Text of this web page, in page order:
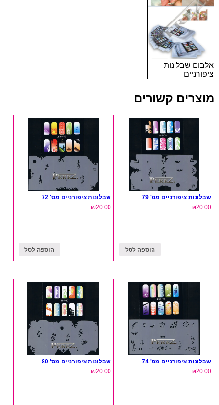
אלבום שבלונות
ציפורניים
מוצרים קשורים
שבלונות ציפורניים מס' 79
₪20.00
הוספה לסל
שבלונות ציפורניים מס' 72
₪20.00
הוספה לסל
שבלונות ציפורניים מס' 74
₪20.00
שבלונות ציפורניים מס' 80
₪20.00